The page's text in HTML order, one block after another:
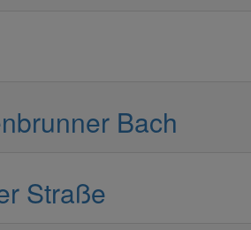
Bach
Straße